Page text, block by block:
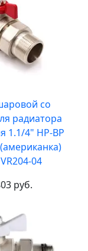
со
радиатора
1.1/4" НР-ВР
04
руб.